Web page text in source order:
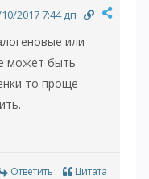
2017 7:44 дп
или
может быть
то проще
Ответить Цитата